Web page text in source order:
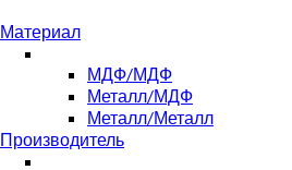
Материал
МДФ/МДФ
Металл/МДФ
Металл/Металл
Производитель